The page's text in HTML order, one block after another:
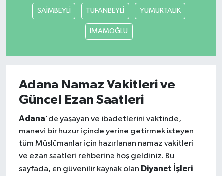
SAİMBEYLİ TUFANBEYLİ YUMURTALIK
İMAMOĞLU
Adana Namaz Vakitleri ve
Güncel Ezan Saatleri
Adana'de yaşayan ve ibadetlerini vaktinde,
manevi bir huzur içinde yerine getirmek isteyen
tüm Müslümanlar için hazırlanan namaz vakitleri
ve ezan saatleri rehberine hoş geldiniz. Bu
sayfada, en güvenilir kaynak olan Diyanet İşleri